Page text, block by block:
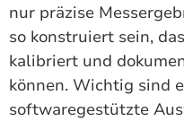
nur präzise
so konstruiert sein,
kalibriert und
können. Wichtig sind
softwaregestützte